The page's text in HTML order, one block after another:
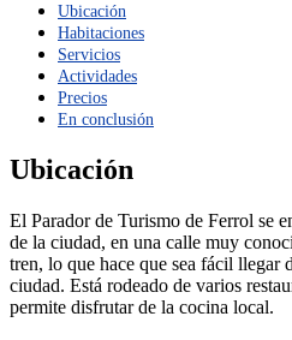
Ubicación
Habitaciones
Servicios
Actividades
Precios
En conclusión
Ubicación
El Parador de Turismo de Ferrol se
de la ciudad, en una calle muy
tren, lo que hace que sea fácil llegar
ciudad. Está rodeado de varios
permite disfrutar de la cocina local.